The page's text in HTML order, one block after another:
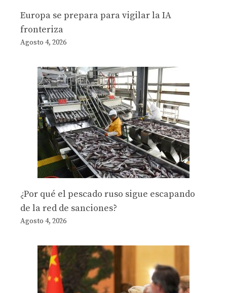
Europa se prepara para vigilar la IA
fronteriza
Agosto 4, 2026
¿Por qué el pescado ruso sigue escapando
de la red de sanciones?
Agosto 4, 2026